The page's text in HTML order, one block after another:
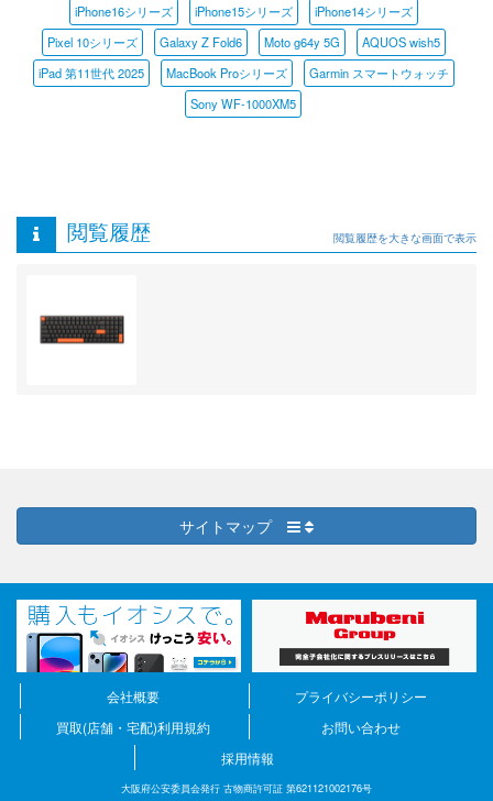
iPhone16シリーズ iPhone15シリーズ
iPhone14シリーズ
Pixel 10シリーズ
Galaxy Z Fold6 Moto g64y 5G
AQUOS wish5
iPad 第11世代 2025
MacBook Proシリーズ
Garmin スマートウォッチ
Sony WF-1000XM5
閲覧履歴 閲覧履歴を大きな画面で表示
サイトマップ
会社概要
プライバシーポリシー
買取(店舗・宅配)利用規約
お問い合わせ
採用情報
大阪府公安委員会発行 古物商許可証 第621121002176号